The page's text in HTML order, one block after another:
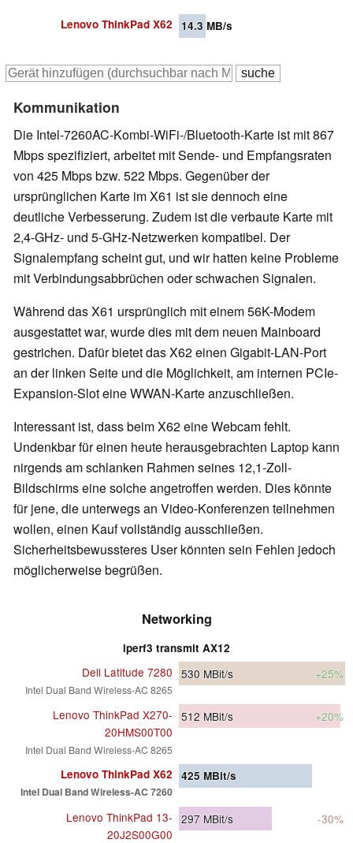
Lenovo ThinkPad X62 14.3 MB/s
Kommunikation
Die Intel-7260AC-Kombi-WiFi-/Bluetooth-Karte ist mit 867
Mbps spezifiziert, arbeitet mit Sende- und Empfangsraten
von 425 Mbps bzw. 522 Mbps. Gegenüber der
ursprünglichen Karte im X61 ist sie dennoch eine
deutliche Verbesserung. Zudem ist die verbaute Karte mit
2,4-GHz- und 5-GHz-Netzwerken kompatibel. Der
Signalempfang scheint gut, und wir hatten keine Probleme
mit Verbindungsabbrüchen oder schwachen Signalen.
Während das X61 ursprünglich mit einem 56K-Modem
ausgestattet war, wurde dies mit dem neuen Mainboard
gestrichen. Dafür bietet das X62 einen Gigabit-LAN-Port
an der linken Seite und die Möglichkeit, am internen PCIe-
Expansion-Slot eine WWAN-Karte anzuschließen.
Interessant ist, dass beim X62 eine Webcam fehlt.
Undenkbar für einen heute herausgebrachten Laptop kann
nirgends am schlanken Rahmen seines 12,1-Zoll-
Bildschirms eine solche angetroffen werden. Dies könnte
für jene, die unterwegs an Video-Konferenzen teilnehmen
wollen, einen Kauf vollständig ausschließen.
Sicherheitsbewussteres User könnten sein Fehlen jedoch
möglicherweise begrüßen.
Networking
iperf3 transmit AX12
Dell Latitude 7280
Intel Dual Band Wireless-AC 8265
530 MBit/s +25%
Lenovo ThinkPad X270-
20HMS00T00
Intel Dual Band Wireless-AC 8265
512 MBit/s +20%
Lenovo ThinkPad X62
Intel Dual Band Wireless-AC 7260
425 MBit/s
Lenovo ThinkPad 13-
20J2S00G00
297 MBit/s -30%